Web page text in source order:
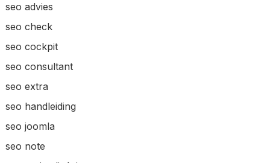
seo advies
seo check
seo cockpit
seo consultant
seo extra
seo handleiding
seo joomla
seo note